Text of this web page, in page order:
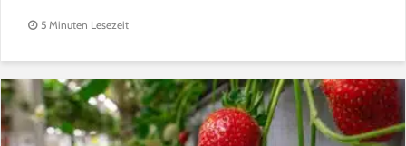
5 Minuten Lesezeit